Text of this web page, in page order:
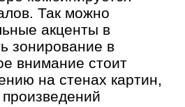
Так можно
акценты в
зонирование в
внимание стоит
на стенах картин,